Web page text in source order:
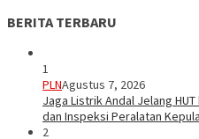
BERITA TERBARU
1
PLNAgustus 7, 2026
Jaga Listrik Andal Jelang HUT
dan Inspeksi Peralatan
2